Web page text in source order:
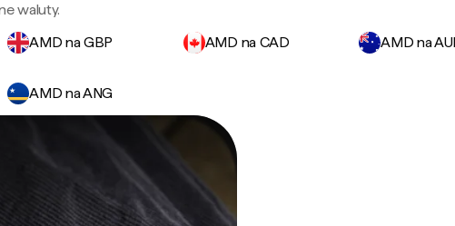
waluty.
AMD na GBP AMD na CAD AMD na
AMD na ANG